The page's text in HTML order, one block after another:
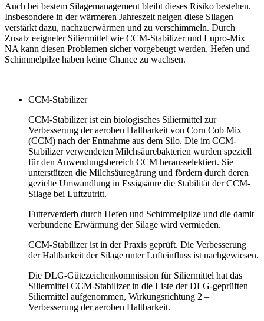
Auch bei bestem Silagemanagement bleibt dieses Risiko bestehen.
Insbesondere in der wärmeren Jahreszeit neigen diese Silagen
verstärkt dazu, nachzuerwärmen und zu verschimmeln. Durch
Zusatz eeigneter Siliermittel wie CCM-Stabilizerund Lupro-Mix
NA kann diesen Problemen sicher vorgebeugt werden. Hefen und
Schimmelpilze haben keine Chance zu wachsen.
CCM-Stabilizer
CCM-Stabilizerist ein biologisches Siliermittel zur
Verbesserung der aeroben Haltbarkeit von Corn Cob Mix
(CCM) nach der Entnahme aus dem Silo. Die im CCM-
Stabilizerverwendeten Milchsäurebakterien wurden speziell
für den Anwendungsbereich CCM herausselektiert. Sie
unterstützen die Milchsäuregärung und fördern durch deren
gezielte Umwandlung in Essigsäure die Stabilität der CCM-
Silage bei Luftzutritt.
Futterverderb durch Hefen und Schimmelpilze und die damit
verbundene Erwärmung der Silage wird vermieden.
CCM-Stabilizerist in der Praxis geprüft. Die Verbesserung
der Haltbarkeit der Silage unter Lufteinfluss ist nachgewiesen.
Die DLG-Gütezeichenkommission für Siliermittel hat das
Siliermittel CCM-Stabilizerin die Liste der DLG-geprüften
Siliermittel aufgenommen, Wirkungsrichtung 2 –
Verbesserung der aeroben Haltbarkeit.